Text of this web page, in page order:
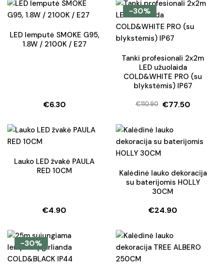
was:
€77.20.
is:
€44.90.
LED lemputė SMOKE G95,
1.8W / 2100K / E27
€6.30
-30%
Tanki profesionali 2x2m
LED užuolaida
COLD&WHITE PRO (su
blykstėmis) IP67
€110.90
Original
was:
€110.90.
€77.50
Current
is:
€77.50.
Lauko LED žvakė PAULA
RED 10CM
€4.90
Kalėdinė lauko dekoracija
su baterijomis HOLLY
30CM
€24.90
-30%